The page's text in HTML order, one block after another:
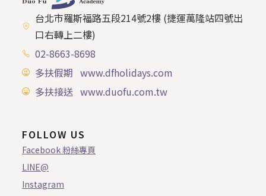
台北市羅斯福路五段214號2樓 (捷運萬隆站四號出
口右轉上二樓)
02-8663-8698
多扶假期 www.dfholidays.com
多扶接送 www.duofu.com.tw
FOLLOW US
Facebook 粉絲專頁
LINE@
Instagram